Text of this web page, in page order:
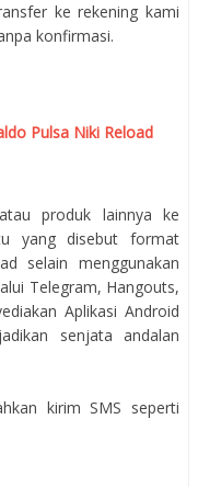
ke rekening kami
konfirmasi.
Pulsa Niki Reload
produk lainnya ke
yang disebut format
selain menggunakan
Telegram, Hangouts,
Aplikasi Android
senjata andalan
kirim SMS seperti